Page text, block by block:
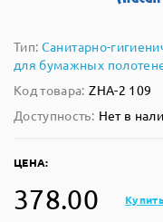
Тип: Санитарно-
для бумажных
Код товара: ZHA-2 109
Доступность: Нет в
ЦЕНА:
378.00